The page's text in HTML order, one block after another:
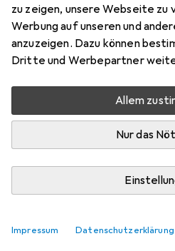
zu zeigen, unsere Webseite zu
Werbung auf unseren und
anzuzeigen. Dazu können
Dritte und Werbepartner
Allem
Nur das
Impressum Datenschutzerklärung
Aktuell nicht lieferbar
Benachrichtigen, wenn
Vergleichen